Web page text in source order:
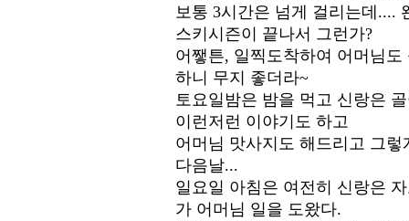
보통 3시간은 넘게 걸리는데....
스키시즌이 끝나서 그런가?
어쨓튼, 일찍도착하여 어머님
하니 무지 좋더라~
토요일밤은 밤을 먹고 신랑은
이런저런 이야기도 하고
어머님 맛사지도 해드리고 그렇
다음날...
일요일 아침은 여전히 신랑은
가 어머님 일을 도왔다.